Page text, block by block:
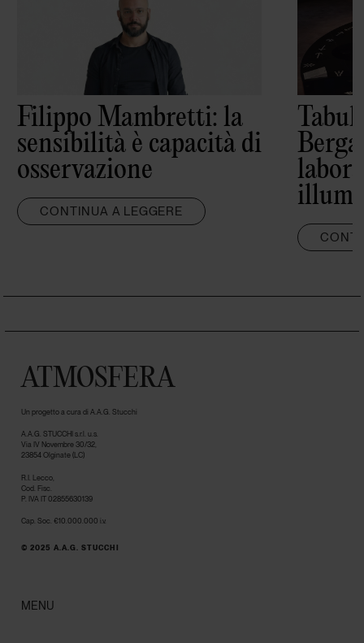
Filippo Mambretti: la
sensibilità è capacità di
osservazione
CONTINUA A LEGGERE
ATMOSFERA
Un progetto a cura di A.A.G. Stucchi
A.A.G. STUCCHI s.r.l. u.s.
Via IV Novembre 30/32,
23854 Olginate (LC)
R.I. Lecco,
Cod. Fisc.
P. IVA IT 02855630139
Cap. Soc. €10.000.000 i.v.
© 2025 A.A.G. STUCCHI
MENU